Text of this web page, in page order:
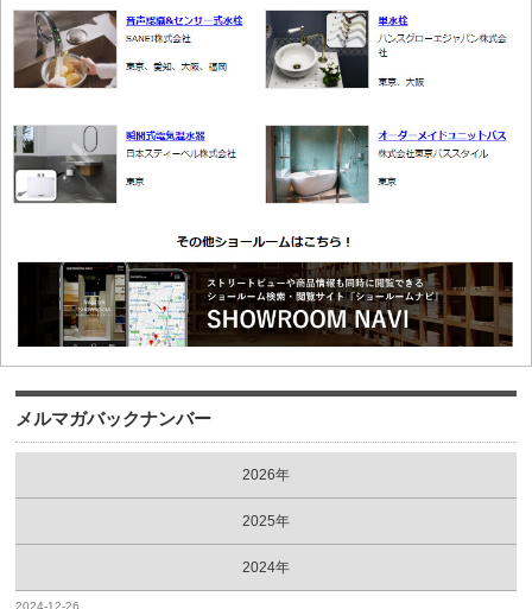
メルマガバックナンバー
2026年
2025年
2024年
2024-12-26